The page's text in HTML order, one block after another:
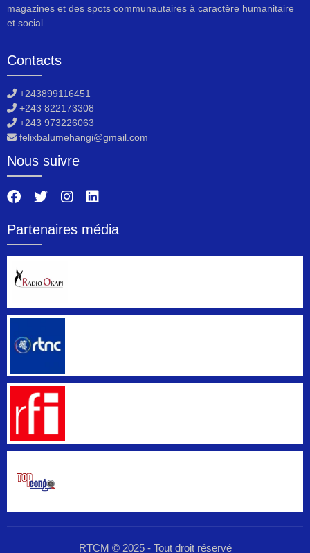
magazines et des spots communautaires à caractère humanitaire
et social.
Contacts
+243899116451
+243 822173308
+243 973226063
felixbalumehangi@gmail.com
Nous suivre
Partenaires média
RTCM © 2025 - Tout droit réservé